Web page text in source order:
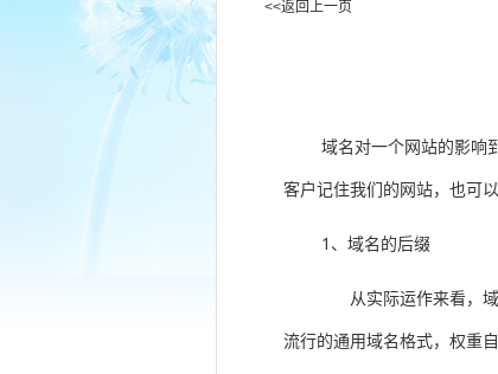
<<返回上一页
域名对一个网站的影响
客户记住我们的网站，也可
1、域名的后缀
从实际运作来看，
流行的通用域名格式，权重